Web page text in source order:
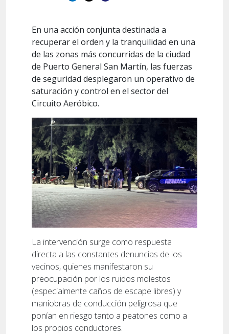
En una acción conjunta destinada a
recuperar el orden y la tranquilidad en una
de las zonas más concurridas de la ciudad
de Puerto General San Martín, las fuerzas
de seguridad desplegaron un operativo de
saturación y control en el sector del
Circuito Aeróbico.
La intervención surge como respuesta
directa a las constantes denuncias de los
vecinos, quienes manifestaron su
preocupación por los ruidos molestos
(especialmente caños de escape libres) y
maniobras de conducción peligrosa que
ponían en riesgo tanto a peatones como a
los propios conductores.